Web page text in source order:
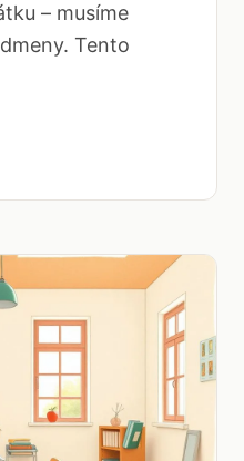
– musíme
Tento